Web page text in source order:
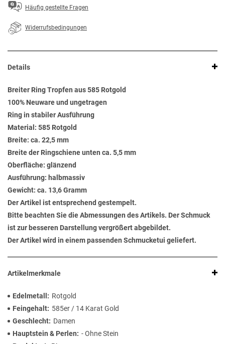
Häufig gestellte Fragen
Widerrufsbedingungen
Details
Breiter Ring Tropfen aus 585 Rotgold
100% Neuware und ungetragen
Ring in stabiler Ausführung
Material: 585 Rotgold
Breite: ca. 22,5 mm
Breite der Ringschiene unten ca. 5,5 mm
Oberfläche: glänzend
Ausführung: halbmassiv
Gewicht: ca. 13,6 Gramm
Der Artikel ist entsprechend gestempelt.
Bitte beachten Sie die Abmessungen des Artikels. Der Schmuck
ist zur besseren Darstellung vergrößert abgebildet.
Der Artikel wird in einem passenden Schmucketui geliefert.
Artikelmerkmale
Edelmetall
Rotgold
Feingehalt
585er / 14 Karat Gold
Geschlecht
Damen
Hauptstein & Perlen
- Ohne Stein